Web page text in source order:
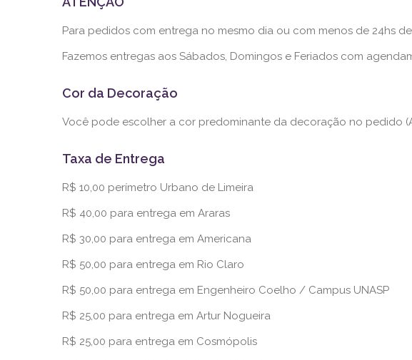
Para pedidos com entrega no mesmo dia ou com menos de 24hs
Fazemos entregas aos Sábados, Domingos e Feriados com
Cor da Decoração
Você pode escolher a cor predominante da decoração no pedido
Taxa de Entrega
R$ 10,00 perímetro Urbano de Limeira
R$ 40,00 para entrega em Araras
R$ 30,00 para entrega em Americana
R$ 50,00 para entrega em Rio Claro
R$ 50,00 para entrega em Engenheiro Coelho / Campus UNASP
R$ 25,00 para entrega em Artur Nogueira
R$ 25,00 para entrega em Cosmópolis